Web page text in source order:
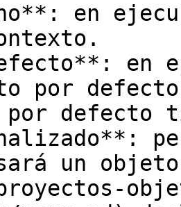
en
en
por
defecto
un